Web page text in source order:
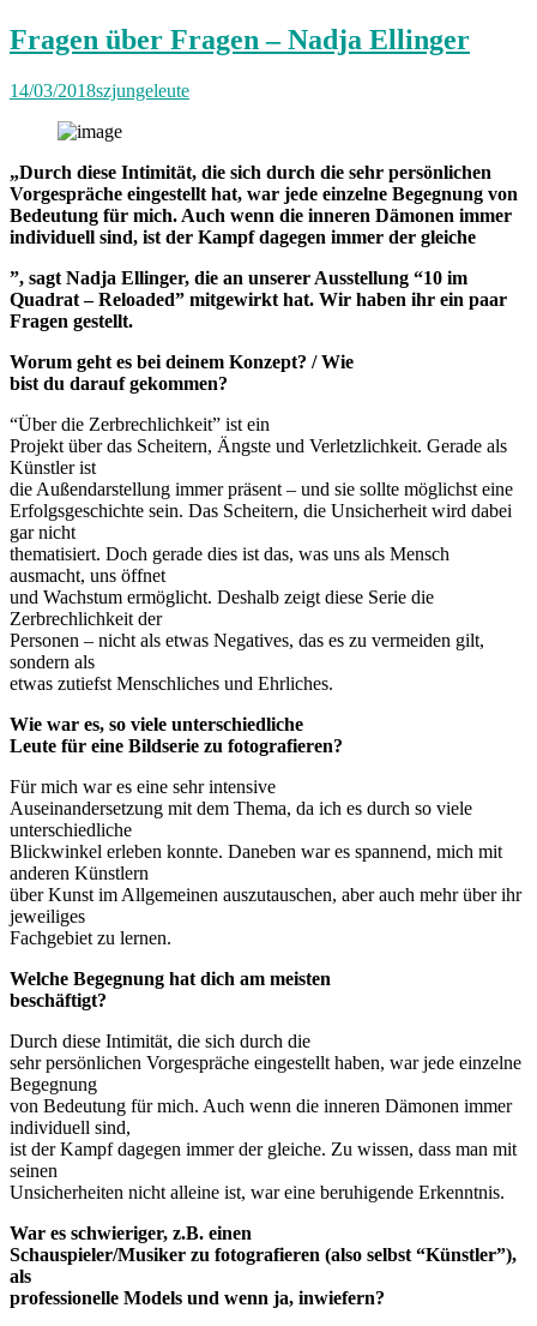
wie
Flüsterpost““
Fragen über Fragen – Nadja Ellinger
14/03/2018szjungeleute
„Durch diese Intimität, die sich durch die sehr persönlichen
Vorgespräche eingestellt hat, war jede einzelne Begegnung von
Bedeutung für mich. Auch wenn die inneren Dämonen immer
individuell sind, ist der Kampf dagegen immer der gleiche
”, sagt Nadja Ellinger, die an unserer Ausstellung “10 im
Quadrat – Reloaded” mitgewirkt hat. Wir haben ihr ein paar
Fragen gestellt.
Worum geht es bei deinem Konzept? / Wie
bist du darauf gekommen?
“Über die Zerbrechlichkeit” ist ein
Projekt über das Scheitern, Ängste und Verletzlichkeit. Gerade als
Künstler ist
die Außendarstellung immer präsent – und sie sollte möglichst eine
Erfolgsgeschichte sein. Das Scheitern, die Unsicherheit wird dabei
gar nicht
thematisiert. Doch gerade dies ist das, was uns als Mensch
ausmacht, uns öffnet
und Wachstum ermöglicht. Deshalb zeigt diese Serie die
Zerbrechlichkeit der
Personen – nicht als etwas Negatives, das es zu vermeiden gilt,
sondern als
etwas zutiefst Menschliches und Ehrliches.
Wie war es, so viele unterschiedliche
Leute für eine Bildserie zu fotografieren?
Für mich war es eine sehr intensive
Auseinandersetzung mit dem Thema, da ich es durch so viele
unterschiedliche
Blickwinkel erleben konnte. Daneben war es spannend, mich mit
anderen Künstlern
über Kunst im Allgemeinen auszutauschen, aber auch mehr über ihr
jeweiliges
Fachgebiet zu lernen.
Welche Begegnung hat dich am meisten
beschäftigt?
Durch diese Intimität, die sich durch die
sehr persönlichen Vorgespräche eingestellt haben, war jede einzelne
Begegnung
von Bedeutung für mich. Auch wenn die inneren Dämonen immer
individuell sind,
ist der Kampf dagegen immer der gleiche. Zu wissen, dass man mit
seinen
Unsicherheiten nicht alleine ist, war eine beruhigende Erkenntnis.
War es schwieriger, z.B. einen
Schauspieler/Musiker zu fotografieren (also selbst “Künstler”),
als
professionelle Models und wenn ja, inwiefern?